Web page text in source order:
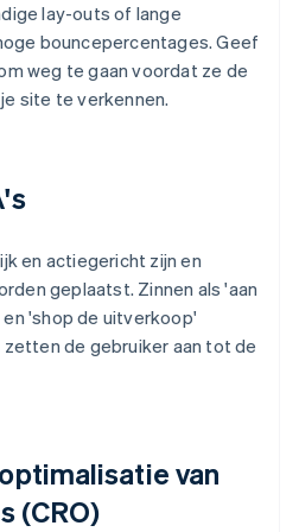
lay-outs of lange
bouncepercentages. Geef
weg te gaan voordat ze de
site te verkennen.
en actiegericht zijn en
geplaatst. Zinnen als 'aan
en 'shop de uitverkoop'
de gebruiker aan tot de
van
(CRO)